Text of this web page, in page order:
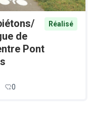
de
Pont
Réalisé
0